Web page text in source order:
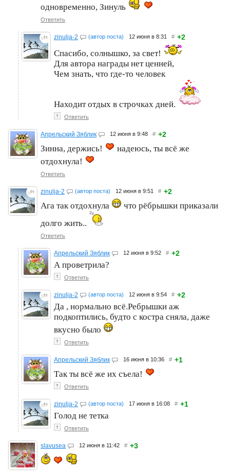
одновременно, Зинуль
Ответить
zinulja-2 (автор поста) 12 июня в 8:31 # +2
Спасибо, солнышко, за свет!
Для автора награды нет ценней,
Чем знать, что где-то человек
Находит отдых в строчках дней.
↑ Ответить
Апрельский Зяблик 12 июня в 9:48 # +2
Зинна, держись!
надеюсь, ты всё же
отдохнула!
Ответить
zinulja-2 (автор поста) 12 июня в 9:51 # +2
Ага так отдохнула
что рёбрышки приказали
долго жить..
Ответить
Апрельский Зяблик 12 июня в 9:52 # +2
А проветрила?
↑ Ответить
zinulja-2 (автор поста) 12 июня в 9:54 # +2
Да , нормально всё.Ребрышки аж
подкоптились, будто с костра сняла, даже
вкусно было
↑ Ответить
Апрельский Зяблик 16 июня в 10:36 # +1
Так ты всё же их съела!
↑ Ответить
zinulja-2 (автор поста) 17 июня в 16:08 # +1
Голод не тетка
↑ Ответить
slavusea 12 июня в 11:42 # +3